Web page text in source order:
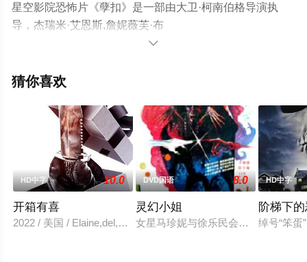
星空影院恐怖片《孽扣》是一部由大卫·柯南伯格导演执
导，杰瑞米·艾恩斯,詹妮薇芙·布
卓,Heidi,von,Palleske,Barbara,Gordon等演员精彩演绎的
上星空电影网，更多相关信息可移步至豆瓣电影、电视猫

猜你喜欢
HD中字 10.0
开箱有喜
2022 / 美国 /
DVD国语 8.0
灵幻小姐
女星马珍妮与徐乐民会演新片，遭徐
HD中字
阶梯下
绰号“笨蛋